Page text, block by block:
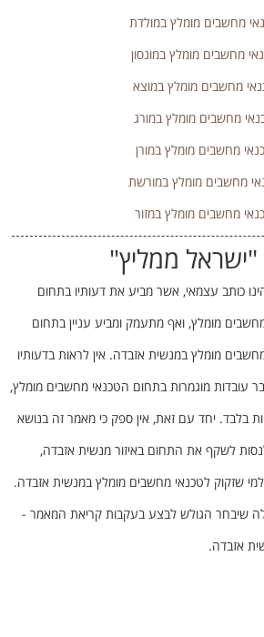
מחשבים מומלץ במולדת
מחשבים מומלץ במונסון
מחשבים מומלץ במוצא
מחשבים מומלץ במורג
מחשבים מומלץ במורן
מחשבים מומלץ במורשת
מחשבים מומלץ במזור
"ישראל ממליץ"
כותב עצמאי, אשר מביע את דעותיו בתחום
מומלץ, ואף מתעמק ומביע עניין בתחום
מומלץ במנשית אזבדה. אין לראות בדעותיו
עובדות מוגמרות בתחום הטכנאי מחשבים מומלץ,
בלבד. יחד עם זאת, אין ספק כי מאמר זה בנושא
לשקף את התחום באיזור מנשית אזבדה,
למי שזקוק לטכנאי מחשבים מומלץ במנשית אזבדה.
שיבחר הגולש לבצע בעקבות קריאת המאמר -
אזבדה.